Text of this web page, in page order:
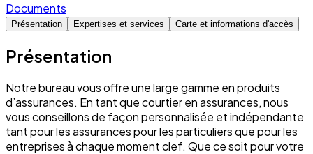
Documents
Présentation Expertises et services Carte et informations d'accès
Présentation
Notre bureau vous offre une large gamme en produits
d’assurances. En tant que courtier en assurances, nous
vous conseillons de façon personnalisée et indépendante
tant pour les assurances pour les particuliers que pour les
entreprises à chaque moment clef. Que ce soit pour votre